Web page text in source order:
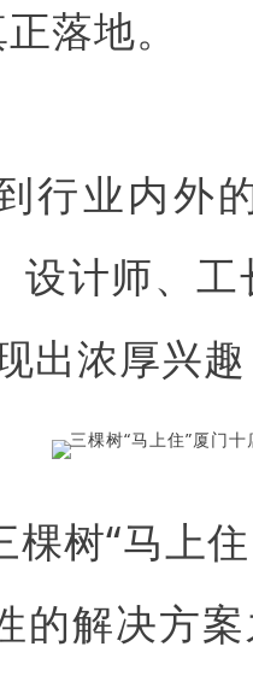
落地。
行业内外
设计师、
出浓厚兴
棵树“马上
的解决方